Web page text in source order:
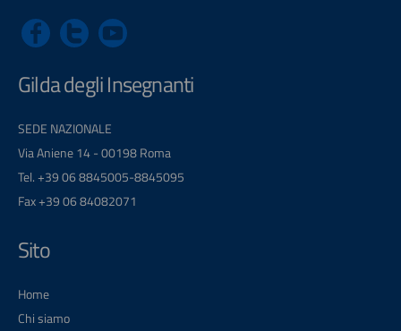
Gilda degli Insegnanti
SEDE NAZIONALE
Via Aniene 14 - 00198 Roma
Tel. +39 06 8845005-8845095
Fax +39 06 84082071
Sito
Home
Chi siamo